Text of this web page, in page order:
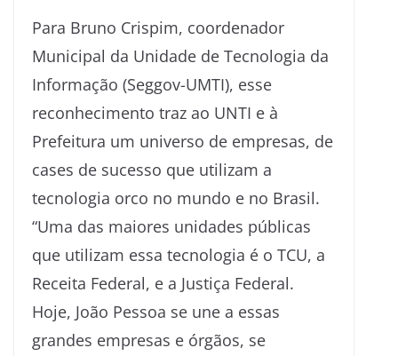
Para Bruno Crispim, coordenador
Municipal da Unidade de Tecnologia da
Informação (Seggov-UMTI), esse
reconhecimento traz ao UNTI e à
Prefeitura um universo de empresas, de
cases de sucesso que utilizam a
tecnologia orco no mundo e no Brasil.
“Uma das maiores unidades públicas
que utilizam essa tecnologia é o TCU, a
Receita Federal, e a Justiça Federal.
Hoje, João Pessoa se une a essas
grandes empresas e órgãos, se